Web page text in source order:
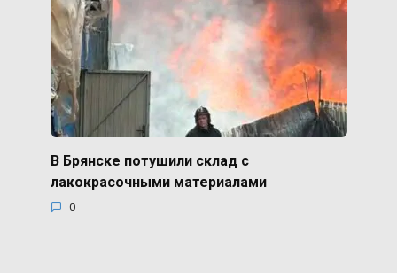
В Брянске потушили склад с
лакокрасочными материалами
0